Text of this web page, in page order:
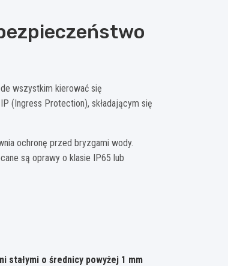
wszystkim kierować się
(Ingress Protection), składającym się
ochronę przed bryzgami wody.
są oprawy o klasie IP65 lub
stałymi o średnicy powyżej 1 mm